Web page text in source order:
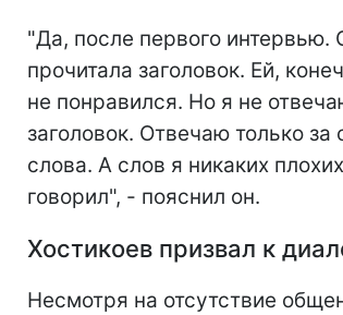
"Да, после первого интервью.
прочитала заголовок. Ей,
не понравился. Но я не
заголовок. Отвечаю только за
слова. А слов я никаких
говорил", - пояснил он.
Хостикоев призвал к
Несмотря на отсутствие